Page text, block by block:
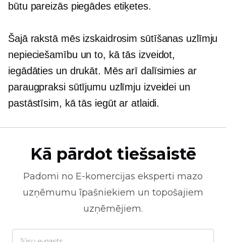
būtu pareizās piegādes etiķetes.
Šajā rakstā mēs izskaidrosim sūtīšanas uzlīmju
nepieciešamību un to, kā tās izveidot,
iegādāties un drukāt. Mēs arī dalīsimies ar
paraugpraksi sūtījumu uzlīmju izveidei un
pastāstīsim, kā tās iegūt ar atlaidi.
Kā pārdot tiešsaistē
Padomi no E-komercijas eksperti mazo
uzņēmumu īpašniekiem un topošajiem
uzņēmējiem.